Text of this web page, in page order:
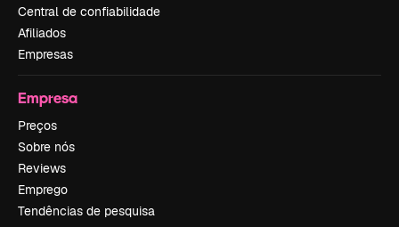
Central de confiabilidade
Afiliados
Empresas
Empresa
Preços
Sobre nós
Reviews
Emprego
Tendências de pesquisa